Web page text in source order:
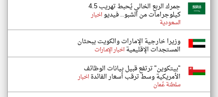
جمرك الربع الخالي يُحبط تهريب 4.5
كيلوجرامات من الشبو.. فيديواخبار
السعودية
وزيرا خارجية الإمارات والكويت يبحثان
المستجدات الإقليميةاخبار الإمارات
"بيتكوين" ترتفع قبيل بيانات الوظائف
الأمريكية وسط ترقب أسعار الفائدةاخبار
سلطنة عُمان